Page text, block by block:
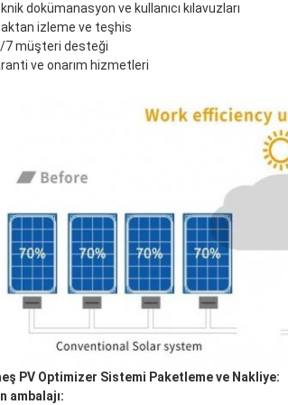
dokümanasyon ve kullanıcı kılavuzları
izleme ve teşhis
7 müşteri desteği
ve onarım hizmetleri
PV Optimizer Sistemi Paketleme ve Nakliye:
ambalajı: